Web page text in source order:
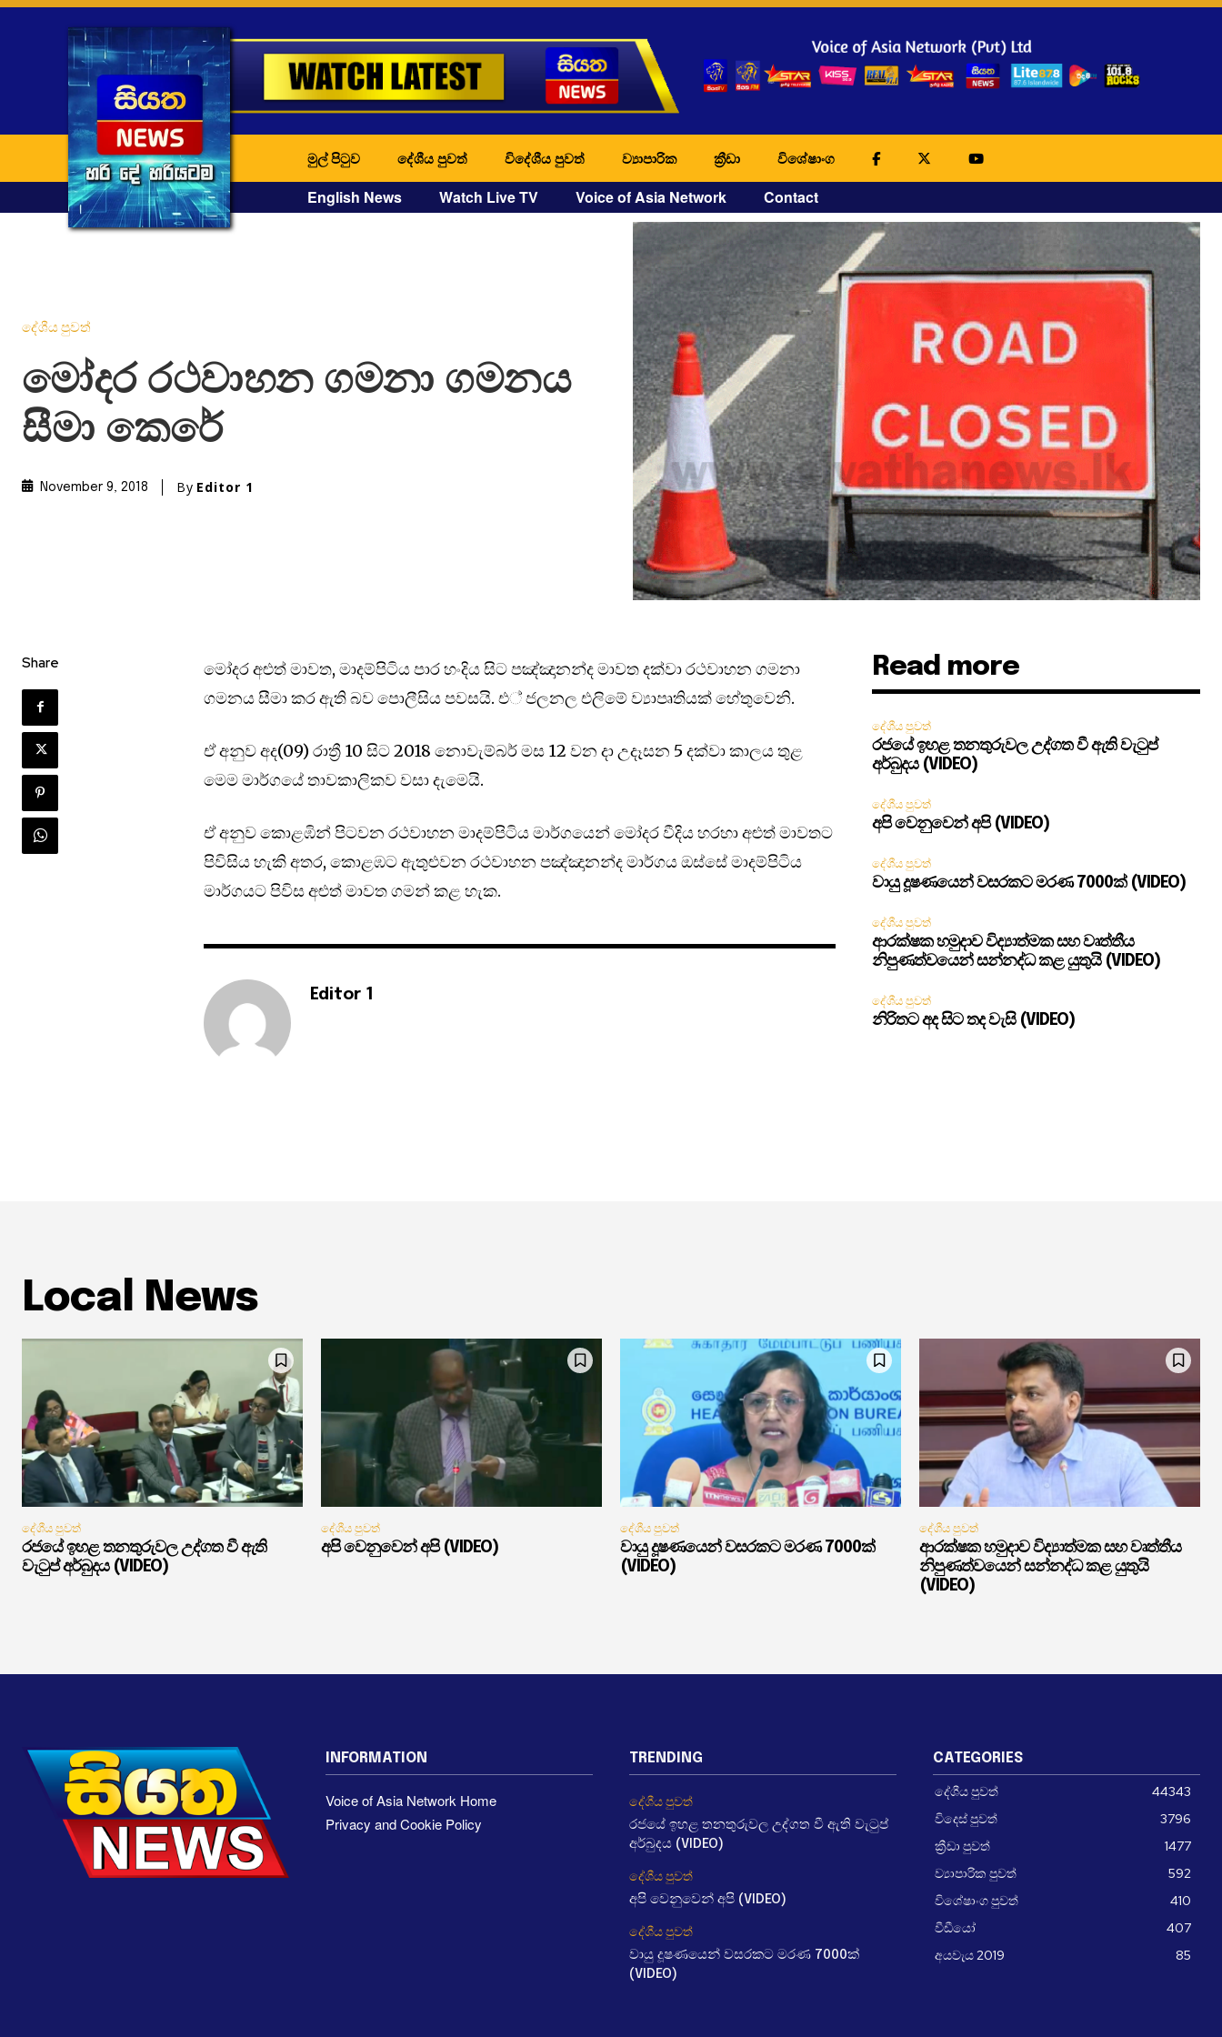
මුල් පිටුව දේශීය පුවත් විදේශීය පුවත් ව්‍යාපාරික ක්‍රීඩා විශේෂාංග
English News Watch Live TV Voice of Asia Network Contact
දේශීය පුවත්
මෝදර රථවාහන ගමනා ගමනය
සීමා කෙරේ
November 9, 2018 By Editor 1
Share
මෝදර අළුත් මාවත, මාදම්පිටිය පාර හංදිය සිට පඤ්ඤානන්ද මාවත දක්වා රථවාහන ගමනා
ගමනය සීමා කර ඇති බව පොලීසිය පවසයි. එ් ජලනල එලිමේ ව්‍යාපෘතියක් හේතුවෙනි.
ඒ අනුව අද(09) රාත්‍රී 10 සිට 2018 නොවැම්බර් මස 12 වන දා උදෑසන 5 දක්වා කාලය තුළ
මෙම මාර්ගයේ තාවකාලිකව වසා දැමෙයි.
ඒ අනුව කොළඹින් පිටවන රථවාහන මාදම්පිටිය මාර්ගයෙන් මෝදර වීදිය හරහා අළුත් මාවතට
පිවිසිය හැකි අතර, කොළඹට ඇතුළුවන රථවාහන පඤ්ඤානන්ද මාර්ගය ඔස්සේ මාදම්පිටිය
මාර්ගයට පිවිස අළුත් මාවත ගමන් කළ හැක.
Editor 1
Read more
දේශීය පුවත්
රජයේ ඉහළ තනතුරුවල උද්ගත වී ඇති වැටුප්
අර්බුදය (VIDEO)
දේශීය පුවත්
අපි වෙනුවෙන් අපි (VIDEO)
දේශීය පුවත්
වායු දූෂණයෙන් වසරකට මරණ 7000ක් (VIDEO)
දේශීය පුවත්
ආරක්ෂක හමුදාව විද්‍යාත්මක සහ වෘත්තීය
නිපුණත්වයෙන් සන්නද්ධ කළ යුතුයි (VIDEO)
දේශීය පුවත්
නිරිතට අද සිට තද වැසි (VIDEO)
Local News
දේශීය පුවත්
රජයේ ඉහළ තනතුරුවල උද්ගත වී ඇති
වැටුප් අර්බුදය (VIDEO)
දේශීය පුවත්
අපි වෙනුවෙන් අපි (VIDEO)
දේශීය පුවත්
වායු දූෂණයෙන් වසරකට මරණ 7000ක්
(VIDEO)
දේශීය පුවත්
ආරක්ෂක හමුදාව විද්‍යාත්මක සහ වෘත්තීය
නිපුණත්වයෙන් සන්නද්ධ කළ යුතුයි
(VIDEO)
INFORMATION
Voice of Asia Network Home
Privacy and Cookie Policy
TRENDING
දේශීය පුවත්
රජයේ ඉහළ තනතුරුවල උද්ගත වී ඇති වැටුප්
අර්බුදය (VIDEO)
දේශීය පුවත්
අපි වෙනුවෙන් අපි (VIDEO)
දේශීය පුවත්
වායු දූෂණයෙන් වසරකට මරණ 7000ක්
(VIDEO)
CATEGORIES
දේශීය පුවත්
44343
විදෙස් පුවත්
3796
ක්‍රීඩා පුවත්
1477
ව්‍යාපාරික පුවත්
592
විශේෂාංග පුවත්
410
වීඩීයෝ
407
අයවැය 2019
85